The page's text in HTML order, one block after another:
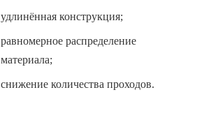
удлинённая конструкция;
равномерное распределение
материала;
снижение количества проходов.